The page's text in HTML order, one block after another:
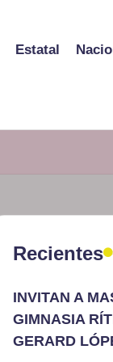
Estatal
Recientes
INVITAN A
GIMNASIA
GERARD